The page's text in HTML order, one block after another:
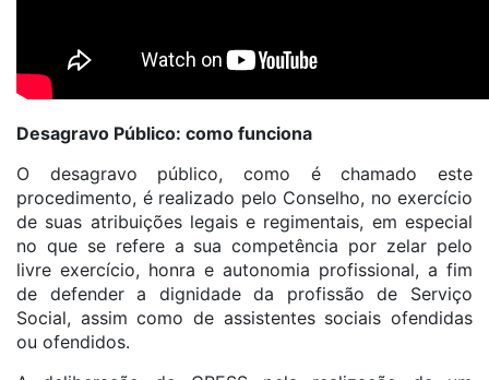
Desagravo Público: como funciona
O desagravo público, como é chamado este
procedimento, é realizado pelo Conselho, no exercício
de suas atribuições legais e regimentais, em especial
no que se refere a sua competência por zelar pelo
livre exercício, honra e autonomia profissional, a fim
de defender a dignidade da profissão de Serviço
Social, assim como de assistentes sociais ofendidas
ou ofendidos.